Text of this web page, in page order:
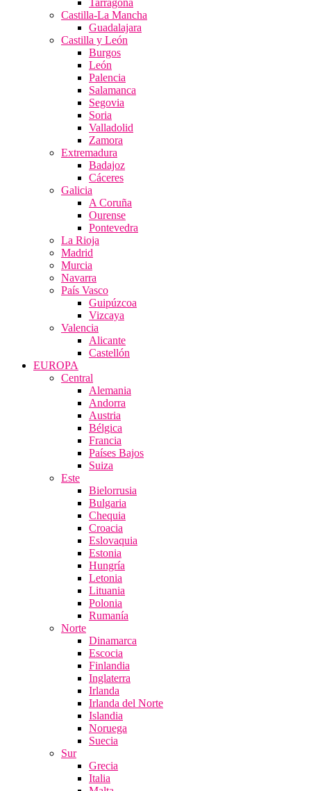
Tarragona
Castilla-La Mancha
Guadalajara
Castilla y León
Burgos
León
Palencia
Salamanca
Segovia
Soria
Valladolid
Zamora
Extremadura
Badajoz
Cáceres
Galicia
A Coruña
Ourense
Pontevedra
La Rioja
Madrid
Murcia
Navarra
País Vasco
Guipúzcoa
Vizcaya
Valencia
Alicante
Castellón
EUROPA
Central
Alemania
Andorra
Austria
Bélgica
Francia
Países Bajos
Suiza
Este
Bielorrusia
Bulgaria
Chequia
Croacia
Eslovaquia
Estonia
Hungría
Letonia
Lituania
Polonia
Rumanía
Norte
Dinamarca
Escocia
Finlandia
Inglaterra
Irlanda
Irlanda del Norte
Islandia
Noruega
Suecia
Sur
Grecia
Italia